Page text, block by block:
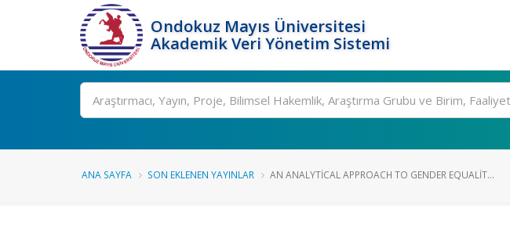
Ondokuz Mayıs Üniversitesi
Akademik Veri Yönetim Sistemi
Ara
ANA SAYFA SON EKLENEN YAYINLAR AN ANALYTICAL APPROACH TO GENDER EQUALIT...